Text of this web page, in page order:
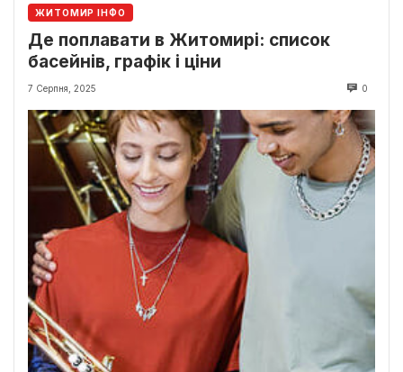
ЖИТОМИР ІНФО
Де поплавати в Житомирі: список
басейнів, графік і ціни
7 Серпня, 2025 0